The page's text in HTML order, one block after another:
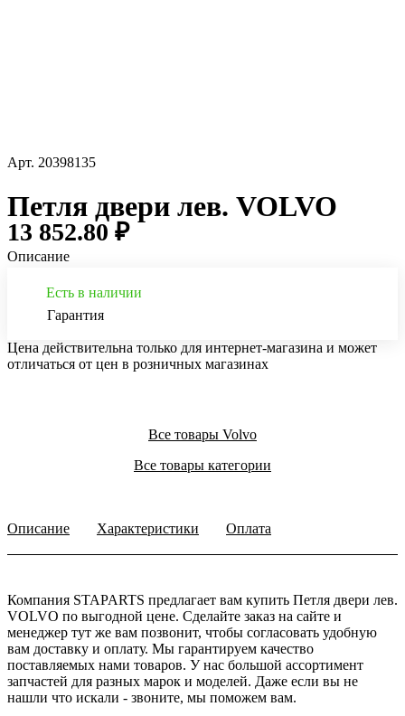
Арт. 20398135
Петля двери лев. VOLVO
13 852.80 ₽
Описание
Есть в наличии
Гарантия
Цена действительна только для интернет-магазина и может
отличаться от цен в розничных магазинах
Все товары Volvo
Все товары категории
Описание Характеристики Оплата
Компания STAPARTS предлагает вам купить Петля двери лев.
VOLVO по выгодной цене. Сделайте заказ на сайте и
менеджер тут же вам позвонит, чтобы согласовать удобную
вам доставку и оплату. Мы гарантируем качество
поставляемых нами товаров. У нас большой ассортимент
запчастей для разных марок и моделей. Даже если вы не
нашли что искали - звоните, мы поможем вам.